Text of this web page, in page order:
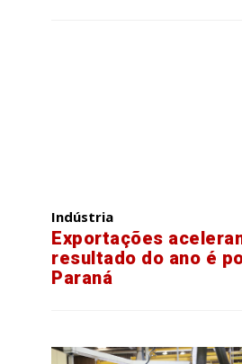
Indústria
Exportações
resultado do ano é
Paraná